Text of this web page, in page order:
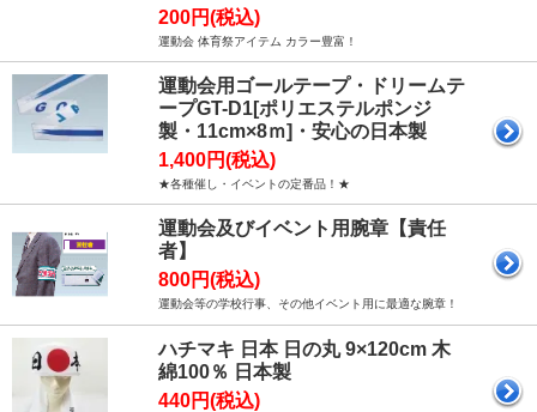
200円(税込)
運動会 体育祭アイテム カラー豊富！
運動会用ゴールテープ・ドリームテ
ープGT-D1[ポリエステルポンジ
製・11cm×8ｍ]・安心の日本製
1,400円(税込)
★各種催し・イベントの定番品！★
運動会及びイベント用腕章【責任
者】
800円(税込)
運動会等の学校行事、その他イベント用に最適な腕章！
ハチマキ 日本 日の丸 9×120cm 木
綿100％ 日本製
440円(税込)